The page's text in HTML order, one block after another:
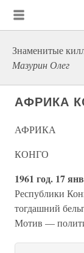
Знаменитые
Мазурин Олег
АФРИКА
АФРИКА
КОНГО
1961 год. 17
Республики
тогдашний
Мотив —